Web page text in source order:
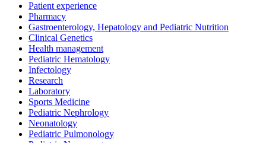
Patient experience
Pharmacy
Gastroenterology, Hepatology and Pediatric Nutrition
Clinical Genetics
Health management
Pediatric Hematology
Infectology
Research
Laboratory
Sports Medicine
Pediatric Nephrology
Neonatology
Pediatric Pulmonology